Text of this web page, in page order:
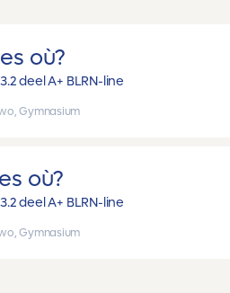
où?
deel A+ BLRN-line
Gymnasium
où?
deel A+ BLRN-line
Gymnasium